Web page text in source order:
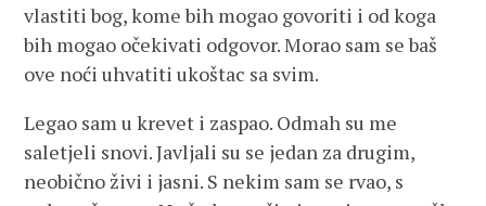
vlastiti bog, kome bih mogao govoriti i od koga
bih mogao očekivati odgovor. Morao sam se baš
ove noći uhvatiti ukoštac sa svim.
Legao sam u krevet i zaspao. Odmah su me
saletjeli snovi. Javljali su se jedan za drugim,
neobično živi i jasni. S nekim sam se rvao, s